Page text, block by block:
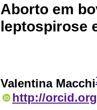
Aborto em
leptospirose
Valentina Macchi
http://